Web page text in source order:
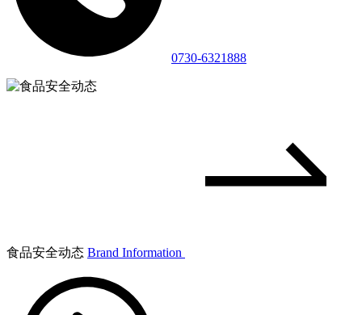
0730-6321888
食品安全动态 Brand Information